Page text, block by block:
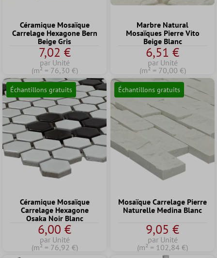
Céramique Mosaïque
Carrelage Hexagone Bern
Beige Gris
7,02 €
par Unité
(m² = 76,30 €)
Marbre Natural
Mosaïques Pierre Vito
Beige Blanc
6,51 €
par Unité
(m² = 70,00 €)
Échantillons gratuits
Céramique Mosaïque
Carrelage Hexagone
Osaka Noir Blanc
6,00 €
par Unité
(m² = 76,92 €)
Échantillons gratuits
Mosaïque Carrelage Pierre
Naturelle Medina Blanc
9,05 €
par Unité
(m² = 102,84 €)